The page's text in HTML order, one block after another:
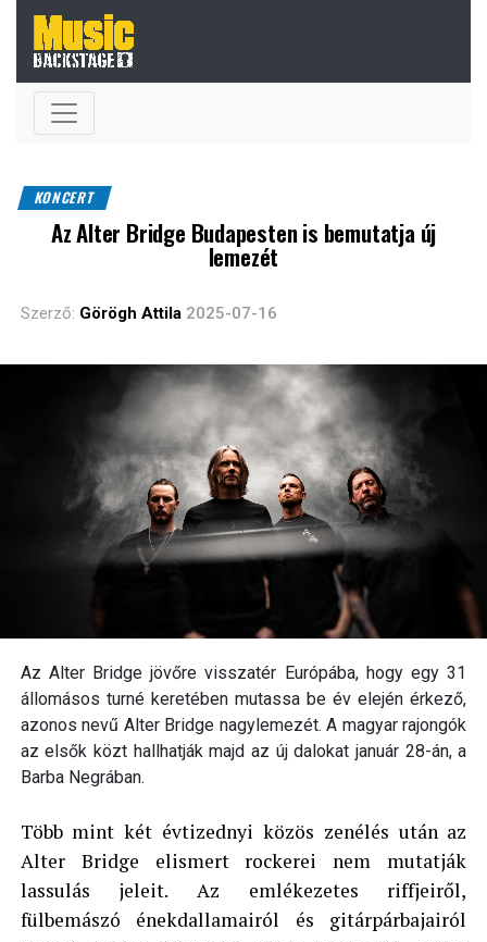
KONCERT
Az Alter Bridge Budapesten is bemutatja új
lemezét
Szerző: Görögh Attila 2025-07-16
Az Alter Bridge jövőre visszatér Európába, hogy egy 31
állomásos turné keretében mutassa be év elején érkező,
azonos nevű Alter Bridge nagylemezét. A magyar rajongók
az elsők közt hallhatják majd az új dalokat január 28-án, a
Barba Negrában.
Több mint két évtizednyi közös zenélés után az
Alter Bridge elismert rockerei nem mutatják
lassulás jeleit. Az emlékezetes riffjeiről,
fülbemászó énekdallamairól és gitárpárbajairól